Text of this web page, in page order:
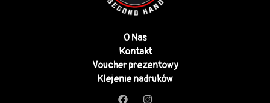
O Nas
Kontakt
Voucher prezentowy
Klejenie nadruków